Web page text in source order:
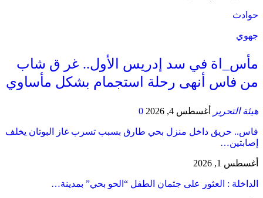
حوادث
جهوي
مأس_اة في سد إدريس الأول.. غر ق شاب
من فاس أنهى رحلة استجمام بشكل مأساوي
هيئة التحرير أغسطس 4, 2026 0
فاس.. حريق داخل منزل بحي طارق بسبب تسرب غاز البوتان يخلف
إصابتين…
أغسطس 1, 2026
​الداخلة : العثور على جثمان الطفل “الحو بحي” بمدينة…